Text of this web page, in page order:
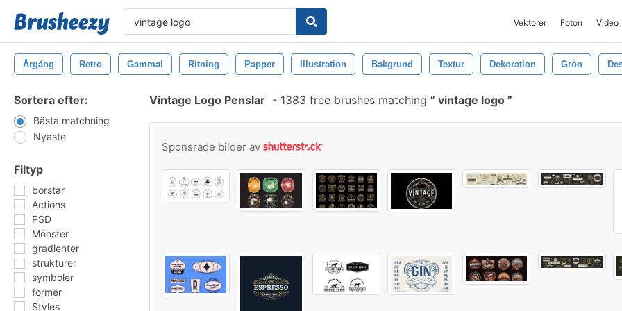
Vektorer Foton Video
Årgång Retro Gammal Ritning Papper Illustration Bakgrund Textur Dekoration Grön
Sortera efter:
Bästa matchning
Nyaste
Filtyp
borstar
Actions
PSD
Mönster
gradienter
strukturer
symboler
former
Styles
Vintage Logo Penslar - 1383 free brushes matching vintage logo
Sponsrade bilder av